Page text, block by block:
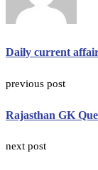
Daily current
previous post
Rajasthan GK
next post